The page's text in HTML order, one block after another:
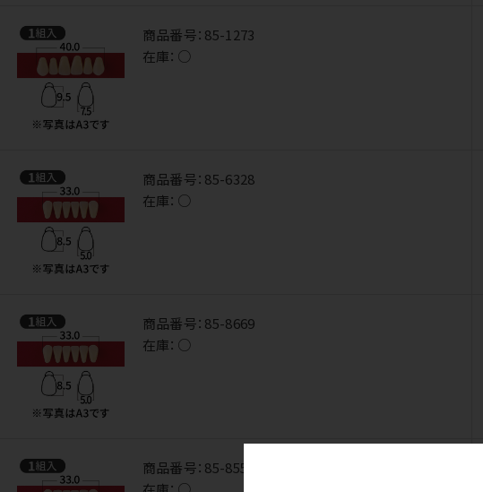
商品番号： 85-1273
在庫： ○
商品番号： 85-6328
在庫： ○
商品番号： 85-8669
在庫： ○
商品番号： 85-8550